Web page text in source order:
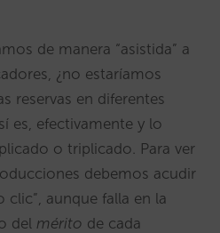
de manera “asistida” a
¿no estaríamos
reservas en diferentes
es, efectivamente y lo
o triplicado. Para ver
debemos acudir
clic”, aunque falla en la
del mérito de cada